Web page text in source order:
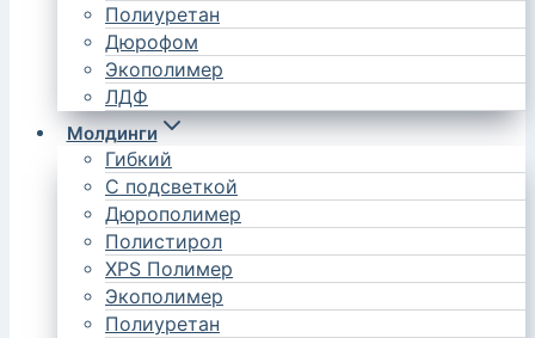
Полиуретан
Дюрофом
Экополимер
ЛДФ
Молдинги
Гибкий
С подсветкой
Дюрополимер
Полистирол
XPS Полимер
Экополимер
Полиуретан